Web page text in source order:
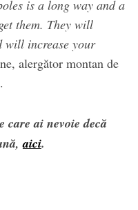
is a long way and a
them. They will
will increase your
alergător montan de
ai nevoie decă
aici.